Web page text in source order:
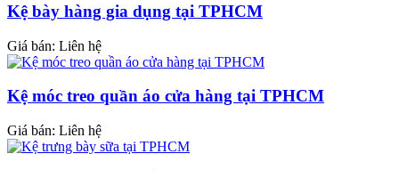
Kệ bày hàng gia dụng tại TPHCM
Giá bán: Liên hệ
Kệ móc treo quần áo cửa hàng tại TPHCM
Giá bán: Liên hệ